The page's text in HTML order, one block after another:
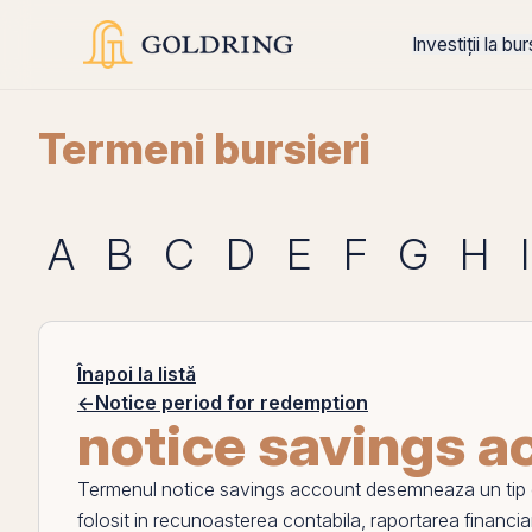
Investiții la
Termeni bursieri
A B C D E F G H I
Înapoi la listă
←Notice period for redemption
notice savings
Termenul notice savings account desemneaza un
folosit in recunoasterea contabila, raportarea